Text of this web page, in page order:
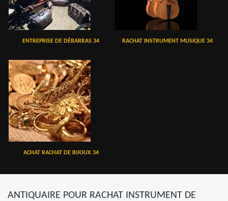
ENTREPRISE DE DÉBARRAS 34 RACHAT INSTRUMENT MUSIQUE 34
ACHAT RACHAT DE BIJOUX 34
ANTIQUAIRE POUR RACHAT INSTRUMENT DE